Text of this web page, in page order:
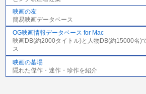
映画の友
簡易映画データベース
OG映画情報データベース for Mac
映画DB(約2000タイトル)と人物DB(約15000名)
ス
映画の墓場
隠れた傑作・迷作・珍作を紹介